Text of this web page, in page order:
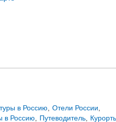
в Россию Отели России
в Россию Путеводитель,